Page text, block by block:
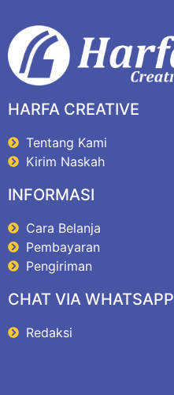
HARFA CREATIVE
Tentang Kami
Kirim Naskah
INFORMASI
Cara Belanja
Pembayaran
Pengiriman
CHAT VIA WHATSAPP
Redaksi